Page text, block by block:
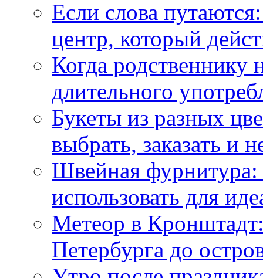
Если слова
центр, который
Когда
длительного
Букеты из разных
выбрать, заказать и
Швейная фурнитура:
использовать для
Метеор в
Петербурга до